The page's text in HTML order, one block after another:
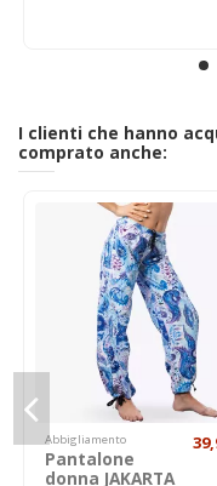
I clienti che hanno
comprato anche:
Abbigliamento
Pantalone
donna JAKARTA